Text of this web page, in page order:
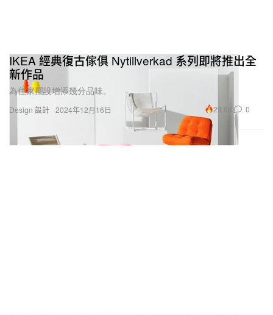
Design 設計
IKEA 經典復古傢俱 Nytillverkad 系列即將推出全
新作品
為住家擺設增添幾分品味。
2024年12月16日 23.9K 0